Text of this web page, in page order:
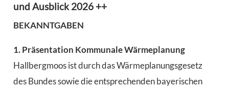
und Ausblick 2026 ++
BEKANNTGABEN
1. Präsentation Kommunale Wärmeplanung
Hallbergmoos ist durch das Wärmeplanungsgesetz
des Bundes sowie die entsprechenden bayerischen